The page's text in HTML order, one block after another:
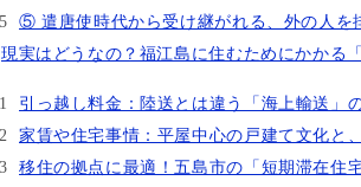
⑤ 遣唐使時代から受け継がれる、外の人を
現実はどうなの？福江島に住むためにかかる
引っ越し料金：陸送とは違う「海上輸送」
家賃や住宅事情：平屋中心の戸建て文化と
移住の拠点に最適！五島市の「短期滞在住